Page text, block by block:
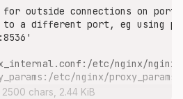
outside connections on
a different port, eg using
etc/nginx/
etc/nginx/
chars, 2.44 KiB